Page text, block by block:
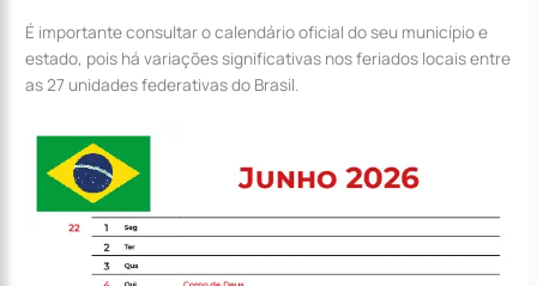
É importante consultar o calendário oficial do seu município e
estado, pois há variações significativas nos feriados locais entre
as 27 unidades federativas do Brasil.